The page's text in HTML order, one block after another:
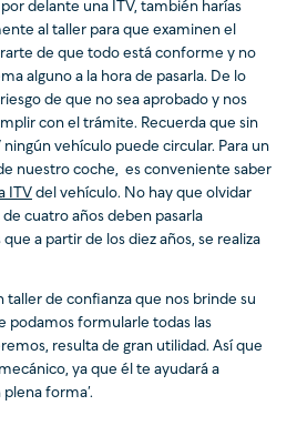
delante una ITV, también harías
al taller para que examinen el
de que todo está conforme y no
alguno a la hora de pasarla. De lo
de que no sea aprobado y nos
con el trámite. Recuerda que sin
vehículo puede circular. Para un
nuestro coche, es conveniente saber
ITV del vehículo. No hay que olvidar
cuatro años deben pasarla
a partir de los diez años, se realiza
taller de confianza que nos brinde su
podamos formularle todas las
resulta de gran utilidad. Así que
ya que él te ayudará a
forma’.